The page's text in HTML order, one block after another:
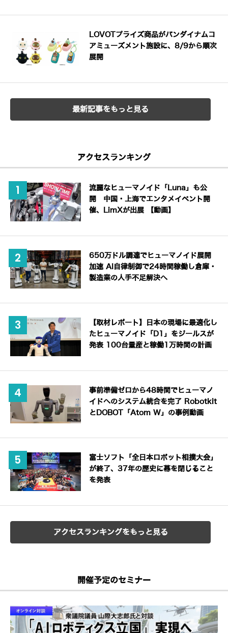
LOVOTプライズ商品がバンダイナムコ
アミューズメント施設に、8/9から順次
展開
最新記事をもっと見る
アクセスランキング
流麗なヒューマノイド「Luna」も公
開 中国・上海でエンタメイベント開
催、LimXが出展 【動画】
650万ドル調達でヒューマノイド展開
加速 AI自律制御で24時間稼働し倉庫・
製造業の人手不足解決へ
【取材レポート】日本の現場に最適化し
たヒューマノイド「D1」をジールスが
発表 100台量産と稼働1万時間の計画
事前準備ゼロから48時間でヒューマノ
イドへのシステム統合を完了 Robotkit
とDOBOT「Atom W」の事例動画
富士ソフト「全日本ロボット相撲大会」
が終了、37年の歴史に幕を閉じること
を発表
アクセスランキングをもっと見る
開催予定のセミナー